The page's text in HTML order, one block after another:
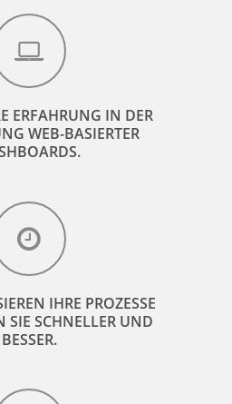
ERFAHRUNG IN DER
WEB-BASIERTER
IHRE PROZESSE
SIE SCHNELLER UND
BESSER.